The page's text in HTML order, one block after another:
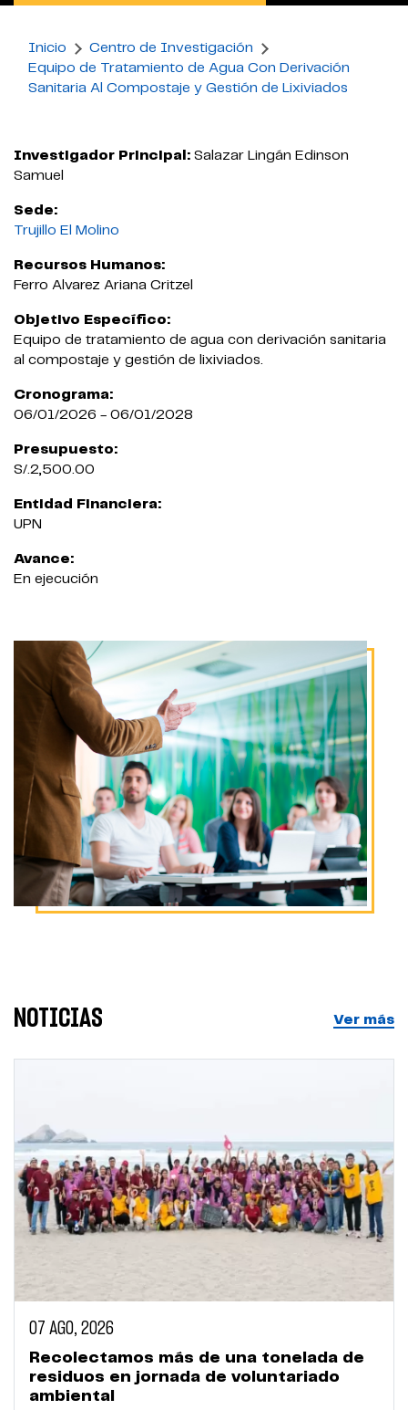
Inicio
Centro de Investigación
Equipo de Tratamiento de Agua Con Derivación
Sanitaria Al Compostaje y Gestión de Lixiviados
Investigador Principal: Salazar Lingán Edinson
Samuel
Sede:
Trujillo El Molino
Recursos Humanos:
Ferro Alvarez Ariana Critzel
Objetivo Específico:
Equipo de tratamiento de agua con derivación sanitaria
al compostaje y gestión de lixiviados.
Cronograma:
06/01/2026 - 06/01/2028
Presupuesto:
S/.2,500.00
Entidad Financiera:
UPN
Avance:
En ejecución
NOTICIAS Ver más
07 AGO, 2026
Recolectamos más de una tonelada de
residuos en jornada de voluntariado
ambiental